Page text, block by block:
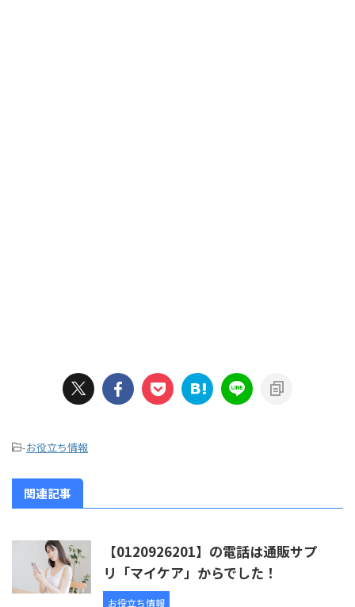
-お役立ち情報
関連記事
【0120926201】の電話は通販サプ
リ「マイケア」からでした！
お役立ち情報